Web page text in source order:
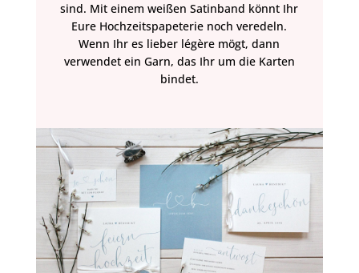
sind. Mit einem weißen Satinband könnt Ihr
Eure Hochzeitspapeterie noch veredeln.
Wenn Ihr es lieber légère mögt, dann
verwendet ein Garn, das Ihr um die Karten
bindet.